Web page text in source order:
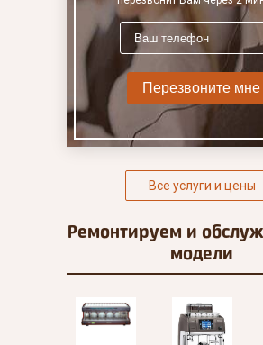
Перезвоните мне
Все услуги и цены
Ремонтируем и
модели